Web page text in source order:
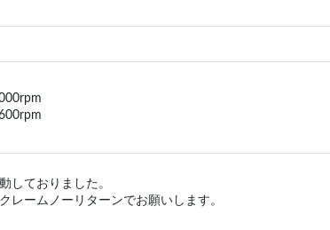
しておりました。
レームノーリターンでお願いします。